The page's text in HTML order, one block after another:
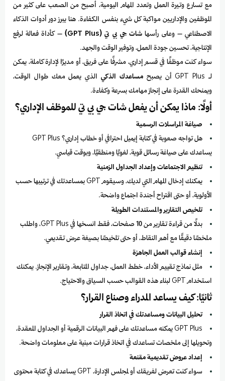
مع تسارع وتيرة العمل وتعدد المهام اليومية، أصبح من الصعب على كثير من
الموظفين والإداريين مواكبة كل شيء بنفس الكفاءة. هنا يبرز دور أدوات الذكاء
الاصطناعي – وعلى رأسها شات جي بي تي (GPT Plus)
– كأداة فعالة لرفع
الإنتاجية، تحسين جودة العمل، وتوفير الوقت والجهد.
سواء كنت موظفًا في قسم إداري، مشرفًا على فريق، أو مديرًا لإدارة كاملة، يمكن
لـ GPT Plus أن يصبح
مساعدك الذكيالذي يعمل معك طوال الوقت،
ويمنحك القدرة على إنجاز مهامك بسرعة وكفاءة.
أولًا: ماذا يمكن أن يفعل شات جي بي تي للموظف الإداري؟
صياغة المراسلات الرسمية
هل تواجه صعوبة في كتابة إيميل احترافي أو خطاب إداري؟ GPT Plus
يساعدك على صياغة رسائل قوية، لغويًا ومنطقيًا، وبوقت قياسي.
تنظيم الاجتماعات وإعداد الجداول الزمنية
يمكنك إدخال المهام التي لديك، وسيقوم GPT بمساعدتك في ترتيبها حسب
الأولوية، أو حتى اقتراح أجندة اجتماع واضحة.
تلخيص التقارير والمستندات الطويلة
بدلًا من قراءة تقارير من 10 صفحات، فقط انسخها في GPT Plus، واطلب
ملخصًا دقيقًا مع أهم النقاط، أو حتى تلخيصًا بصيغة عرض تقديمي.
إنشاء قوالب العمل الجاهزة
مثل نماذج تقييم الأداء، خطط العمل، جداول المتابعة، وتقارير الإنجاز. يمكنك
استخدام GPT لبناء هذه القوالب حسب السياق والاحتياج.
ثانيًا: كيف يساعد المدراء وصناع القرار؟
تحليل البيانات ومساعدتك في اتخاذ القرار
GPT Plus يمكنه مساعدتك على فهم البيانات الرقمية أو الجداول المعقدة،
وتحويلها إلى ملخصات تساعدك في اتخاذ قرارات مبنية على معلومات واضحة.
إعداد عروض تقديمية مقنعة
سواء كنت تعرض لفريقك أو لمجلس الإدارة، GPT يساعدك في كتابة محتوى